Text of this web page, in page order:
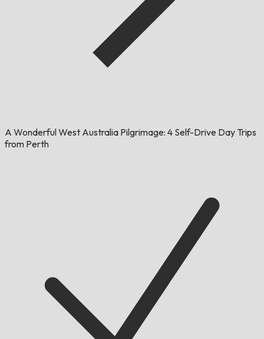
A Wonderful West Australia Pilgrimage: 4 Self-Drive Day Trips
from Perth